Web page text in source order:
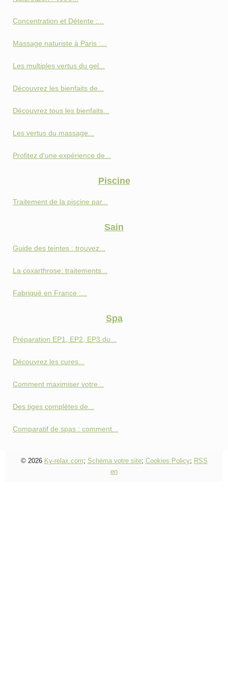
Concentration et Détente :...
Massage naturiste à Paris :...
Les multiples vertus du gel...
Découvrez les bienfaits de...
Découvrez tous les bienfaits...
Les vertus du massage...
Profitez d'une expérience de...
Piscine
Traitement de la piscine par...
Sain
Guide des teintes : trouvez...
La coxarthrose: traitements...
Fabriqué en France :...
Spa
Préparation EP1, EP2, EP3 du...
Découvrez les cures...
Comment maximiser votre...
Des tiges complètes de...
Comparatif de spas : comment...
© 2026 Ky-relax.com; Schéma votre site; Cookies Policy; RSS
en